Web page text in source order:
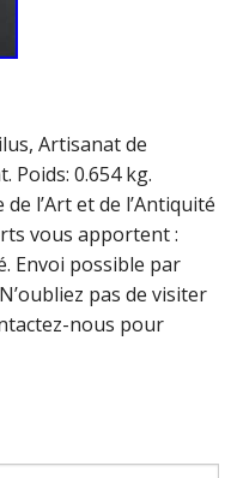
Artisanat de
Poids: 0.654 kg.
l’Art et de l’Antiquité
vous apportent :
Envoi possible par
pas de visiter
nous pour